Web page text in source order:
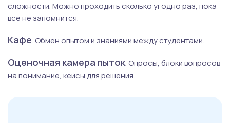
сложности. Можно проходить сколько угодно раз, пока
все не запомнится.
Кафе. Обмен опытом и знаниями между студентами.
Оценочная камера пыток. Опросы, блоки вопросов
на понимание, кейсы для решения.